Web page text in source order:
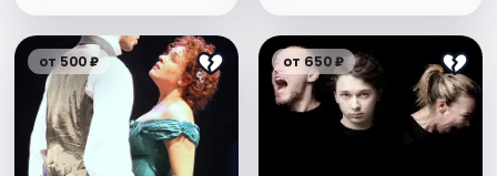
от 500 ₽ от 650 ₽